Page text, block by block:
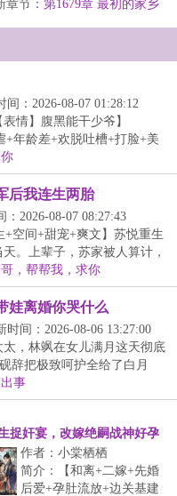
认！上错床的霸道总裁没
章节： 第1679章 最初的家乡
间：2026-08-07 01:28:12
情】腹黑能干少爷】
年龄差+欢脱吐槽+打脸+美
后我连生两胎
：2026-08-07 08:27:43
空间+甜宠+爽文】苏悦重生
。上辈子，苏家被人算计，
，帮帮我，求你
娃离婚你哭什么
时间：2026-08-06 13:27:00
，林飒在女儿满月这天彻底
辞把极致呵护全给了白月
事
捉奸宴，改嫁绝嗣战神好孕
来
作者：小棠栖栖
简介：【和离+二嫁+先婚
后爱+孕肚流放+边关基建